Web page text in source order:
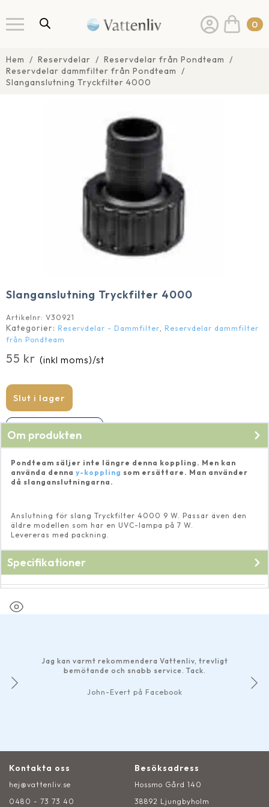
0
Hem Reservdelar
Reservdelar från Pondteam
Reservdelar dammfilter från Pondteam
Slanganslutning Tryckfilter 4000
Slanganslutning Tryckfilter 4000
Artikelnr: V30921
Kategorier: Reservdelar - Dammfilter, Reservdelar dammfilter
från Pondteam
55 kr (inkl moms)/st
Slut i lager
Om produkten
Pondteam säljer inte längre denna koppling. Men kan
använda denna y-koppling som ersättare. Man använder
då slanganslutningarna.
Anslutning för slang Tryckfilter 4000 9 W. Passar även den
äldre modellen som har en UVC-lampa på 7 W.
Levereras med packning.
Specifikationer
Jag kan varmt rekommendera Vattenliv, trevligt
bemötande och snabb service. Tack.
John-Evert på Facebook
Kontakta oss
hej@vattenliv.se
0480 - 73 73 40
Besöksadress
Hossmo Gård 140
38892 Ljungbyholm